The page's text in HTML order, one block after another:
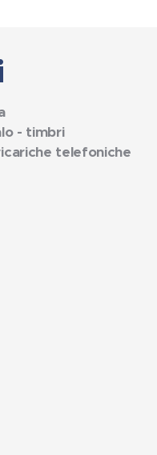
- timbri
telefoniche